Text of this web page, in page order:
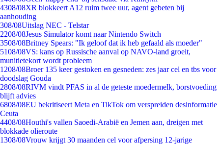
4308/08XR blokkeert A12 ruim twee uur, agent gebeten bij
aanhouding
308/08Uitslag NEC - Telstar
2208/08Jesus Simulator komt naar Nintendo Switch
3508/08Britney Spears: "Ik geloof dat ik heb gefaald als moeder"
5108/08VS: kans op Russische aanval op NAVO-land groeit,
munitietekort wordt probleem
1208/08Broer 135 keer gestoken en gesneden: zes jaar cel en tbs voor
doodslag Gouda
2808/08RIVM vindt PFAS in al de geteste moedermelk, borstvoeding
blijft advies
6808/08EU bekritiseert Meta en TikTok om verspreiden desinformatie
Ceuta
4408/08Houthi's vallen Saoedi-Arabië en Jemen aan, dreigen met
blokkade olieroute
1308/08Vrouw krijgt 30 maanden cel voor afpersing 12-jarige